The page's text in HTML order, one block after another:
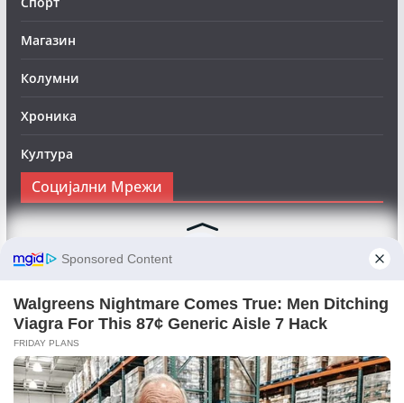
Магазин
Колумни
Хроника
Култура
Социјални Мрежи
Следете нè на Фејсбук за да сте во тек со најновите